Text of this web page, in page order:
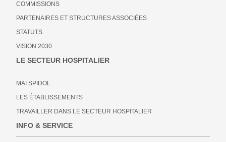
COMMISSIONS
PARTENAIRES ET STRUCTURES ASSOCIÉES
STATUTS
VISION 2030
LE SECTEUR HOSPITALIER
MÄI SPIDOL
LES ÉTABLISSEMENTS
TRAVAILLER DANS LE SECTEUR HOSPITALIER
INFO & SERVICE